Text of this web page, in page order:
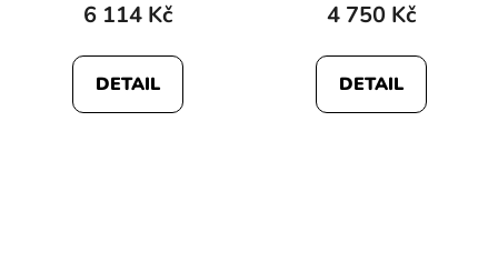
5,0
z
6 114 Kč
DETAIL
4 750 Kč
DETAIL